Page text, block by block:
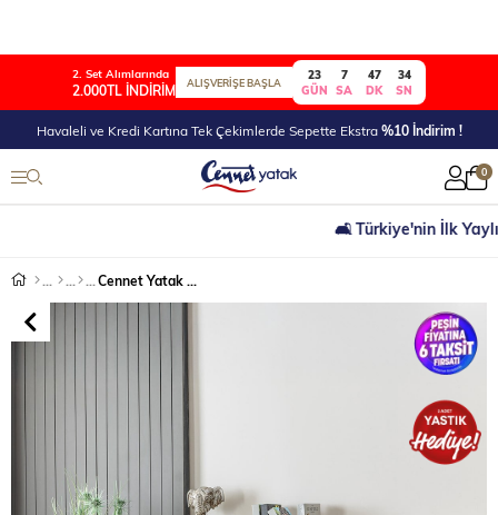
2. Set Alımlarında
2.000TL İNDİRİM ALIŞVERİŞE BAŞLA
23
GÜN
7
SA
47
DK
33
SN
Havaleli ve Kredi Kartına Tek Çekimlerde Sepette Ekstra%10 İndirim !
0
🛋 Türkiye'nin İlk Yaylı
Cennet Yatak Jasmine Serisi Tek Kişilik Sandıklı Baza ve Başlık Full Ortopedik Paket Yaylı Yatak Takımı 3’lü Set